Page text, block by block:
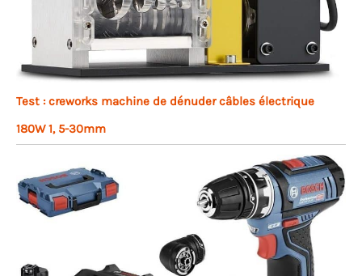
Test : creworks machine de dénuder câbles électrique
180W 1, 5-30mm